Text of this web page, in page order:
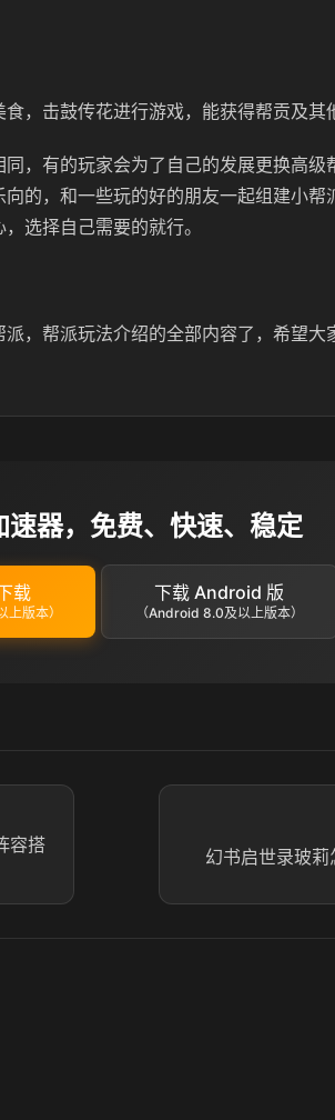
，击鼓传花进行游戏，能获得帮贡及其
，有的玩家会为了自己的发展更换高级
的，和一些玩的好的朋友一起组建小帮
选择自己需要的就行。
，帮派玩法介绍的全部内容了，希望大
速器，免费、快速、稳定
载
上版本）
下载 Android 版
（Android 8.0及以上版本）
容搭
幻书启世录玻